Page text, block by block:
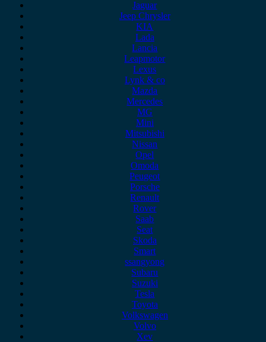
Jaguar
Jeep Chrysler
KIA
Lada
Lancia
Leapmotor
Lexus
Lynk & co
Mazda
Mercedes
MG
Mini
Mitsubishi
Nissan
Opel
Omoda
Peugeot
Porsche
Renault
Rover
Saab
Seat
Skoda
Smart
ssangyong
Subaru
Suzuki
Tesla
Toyota
Volkswagen
Volvo
Xev